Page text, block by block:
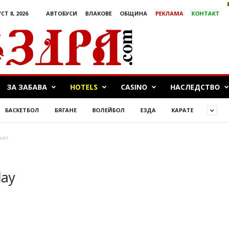
8, 2026 АВТОБУСИ ВЛАКОВЕ ОБЩИНА РЕКЛАМА
КОНТАКТ
ЗА ЗАБАВА HOTELS CASINO НАСЛЕДСТВО
БАСКЕТБОЛ БЯГАНЕ ВОЛЕЙБОЛ ЕЗДА КАРАТЕ